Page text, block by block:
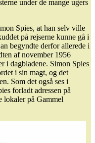
under de mange ugers
Spies, at han selv ville
på rejserne kunne gå i
begyndte derfor allerede i
af november 1956
i dagbladene. Simon Spies
i sin magt, og det
Som det også ses i
forladt adressen på
lokaler på Gammel